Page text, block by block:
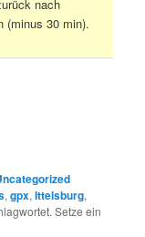
nach
(minus 30 min).
,gpx,Ittelsburg,
Setze ein